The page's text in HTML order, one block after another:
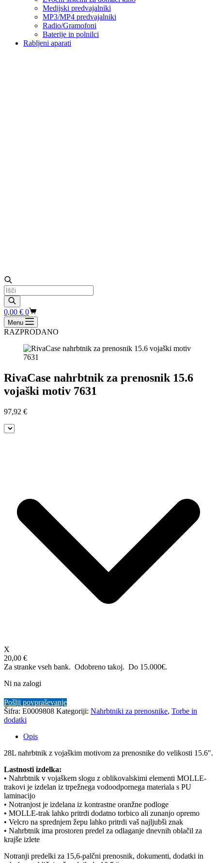
Medijski predvajalniki
MP3/MP4 predvajalniki
Radio/Gramofoni
Baterije in polnilci
Rabljeni aparati
Products
search
Shopping
cart
0,00 € 0
Menu
RAZPRODANO
RivaCase nahrbtnik za prenosnik 15.6
vojaški motiv 7631
97,92 €
X
20,00 €
Za stranke vseh bank. Odobreno takoj. Do 15.000€.
Ni na zalogi
Pošlji povpraševanje
Šifra: E0009808 Kategoriji: Nahrbtniki za prenosnike, Torbe in
dodatki
Opis
28L nahrbtnik z vojaškim motivom za prenosnike do velikosti 15.6″.
Lastnosti izdelka:
• Nahrbtnik v vojaškem slogu z oblikovalskimi elementi MOLLE-
trakovi je izdelan iz trpežnega vodoodpornega materiala s PU
laminacijo
• Notranjost je izdelana iz kontrastne oranžne podloge
• MOLLE-trak lahko pritrdi dodatno torbico ali zunanjo opremo
• Velcro na sprednjem žepu lahko pritrdi vaš najljubši znak
• Nahrbtnik ima prostoren predel za odlaganje dnevnih oblačil za
krajše izlete
Notranji predelki za 15,6-palčni prenosnik, dokumenti, dodatki in